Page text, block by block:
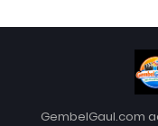
GembelGaul.com